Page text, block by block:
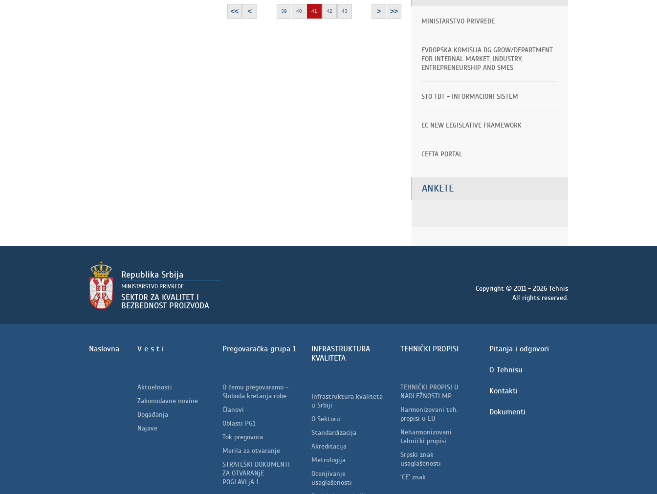
<< < 39 40 41 42 43 > >>
MINISTARSTVO PRIVREDE
EVROPSKA KOMISIJA DG GROW/DEPARTMENT
FOR INTERNAL MARKET, INDUSTRY,
ENTREPRENEURSHIP AND SMES
STO TBT - INFORMACIONI SISTEM
EC NEW LEGISLATIVE FRAMEWORK
CEFTA PORTAL
ANKETE
Copyright © 2011 - 2026 Tehnis
All rights reserved.
Naslovna V e s t i
Aktuelnosti
Zakonodavne novine
Događanja
Najave
Pregovaračka grupa 1
O čemu pregovaramo -
Sloboda kretanja robe
Članovi
Oblasti PG1
Tok pregovora
Merila za otvaranje
STRATEŠKI DOKUMENTI
ZA OTVARANjE
POGLAVLjA 1
INFRASTRUKTURA
KVALITETA
Infrastruktura kvaliteta
u Srbiji
O Sektoru
Standardizacija
Akreditacija
Metrologija
Ocenjivanje
usaglašenosti
TEHNIČKI PROPISI
TEHNIČKI PROPISI U
NADLEŽNOSTI MP
Harmonizovani teh.
propisi u EU
Neharmonizovani
tehnički propisi
Srpski znak
usaglašenosti
'CE' znak
Pitanja i odgovori
O Tehnisu
Kontakti
Dokumenti